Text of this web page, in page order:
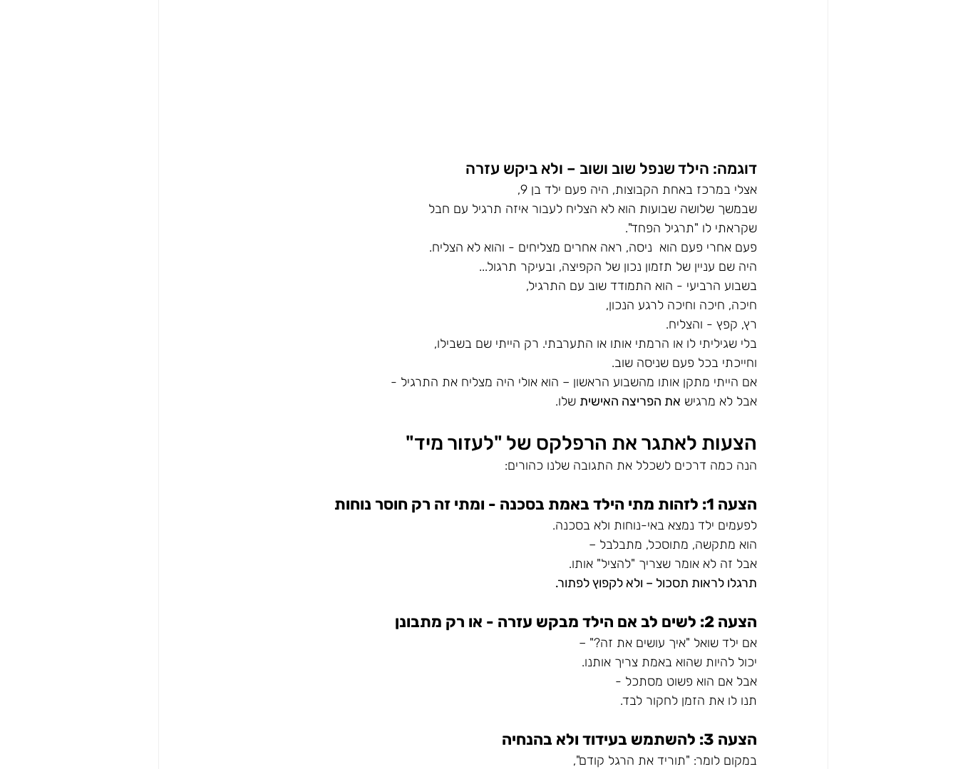
דוגמה: הילד שנפל שוב ושוב – ולא ביקש עזרה
אצלי במרכז באחת הקבוצות, היה פעם ילד בן 9,
שבמשך שלושה שבועות הוא לא הצליח לעבור איזה תרגיל עם חבל
שקראתי לו "תרגיל הפחד".
פעם אחרי פעם הוא  ניסה, ראה אחרים מצליחים - והוא לא הצליח.
היה שם עניין של תזמון נכון של הקפיצה, ובעיקר תרגול...
בשבוע הרביעי - הוא התמודד שוב עם התרגיל,
חיכה, חיכה וחיכה לרגע הנכון,
רץ, קפץ - והצליח.
בלי שגיליתי לו או הרמתי אותו או התערבתי. רק הייתי שם בשבילו,
וחייכתי בכל פעם שניסה שוב.
אם הייתי מתקן אותו מהשבוע הראשון – הוא אולי היה מצליח את התרגיל -
אבל לא מרגיש את הפריצה האישית שלו.
הצעות לאתגר את הרפלקס של "לעזור מיד"
הנה כמה דרכים לשכלל את התגובה שלנו כהורים:
הצעה 1: לזהות מתי הילד באמת בסכנה - ומתי זה רק חוסר נוחות
לפעמים ילד נמצא באי-נוחות ולא בסכנה.
הוא מתקשה, מתוסכל, מתבלבל –
אבל זה לא אומר שצריך "להציל" אותו.
תרגלו לראות תסכול – ולא לקפוץ לפתור.
הצעה 2: לשים לב אם הילד מבקש עזרה - או רק מתבונן
אם ילד שואל "איך עושים את זה?" –
יכול להיות שהוא באמת צריך אותנו.
אבל אם הוא פשוט מסתכל -
תנו לו את הזמן לחקור לבד.
הצעה 3: להשתמש בעידוד ולא בהנחיה
במקום לומר: "תוריד את הרגל קודם",